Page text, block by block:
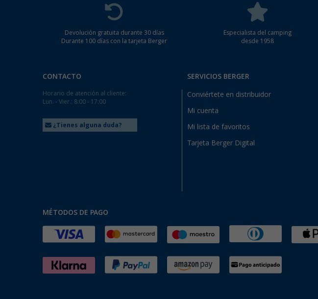
Devolución gratuita durante 30 días
Durante 100 días con la tarjeta Berger
Especialista del camping
desde 1958
CONTACTO
Horario de atención al cliente:
Lun. - Vier.: 8:00 - 17:00
¿Tienes alguna duda?
SERVICIOS BERGER
Conviértete en distribuidor
Mi cuenta
Mi lista de favoritos
Tarjeta Berger Digital
MÉTODOS DE PAGO